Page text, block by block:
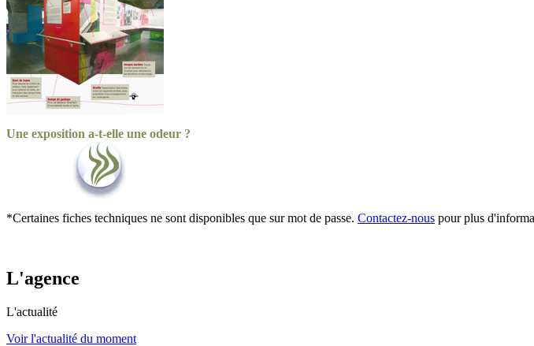
Une exposition a-t-elle une odeur ?
*Certaines fiches techniques ne sont disponibles que sur mot de passe. Contactez-nous pour plus
L'agence
L'actualité
Voir l'actualité du moment